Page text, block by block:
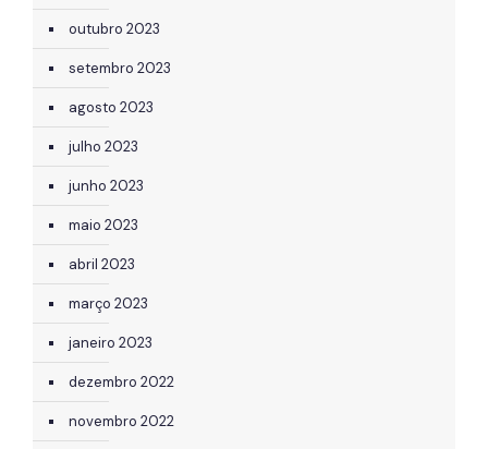
outubro 2023
setembro 2023
agosto 2023
julho 2023
junho 2023
maio 2023
abril 2023
março 2023
janeiro 2023
dezembro 2022
novembro 2022